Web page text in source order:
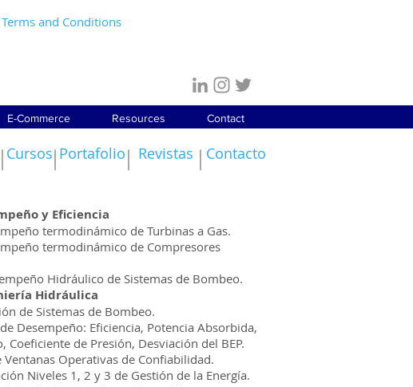
Terms and Conditions
E-Commerce Resources Contact
Portafolio Revistas Contacto
Cursos
y Eficiencia
termodinámico de Turbinas a Gas.
termodinámico de Compresores
Hidráulico de Sistemas de Bombeo.
Hidráulica
de Sistemas de Bombeo.
Desempeño: Eficiencia, Potencia Absorbida,
Coeficiente de Presión, Desviación del BEP.
Operativas de Confiabilidad.
Niveles 1, 2 y 3 de Gestión de la Energía.